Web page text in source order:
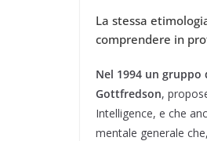
La stessa
comprendere in
Nel 1994 un gruppo
Gottfredson,
Intelligence, e che
mentale generale